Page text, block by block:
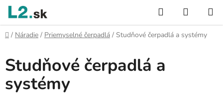
Prejsť
obsah
Hľadať
KOŠÍK
Domov
/ Náradie / Priemyselné čerpadlá / Studňové čerpadlá a systémy
Studňové čerpadlá a
systémy